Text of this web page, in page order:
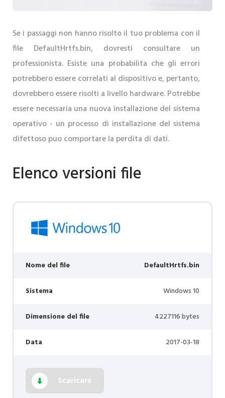
Se i passaggi non hanno risolto il tuo problema con il
file DefaultHrtfs.bin, dovresti consultare un
professionista. Esiste una probabilita che gli errori
potrebbero essere correlati al dispositivo e, pertanto,
dovrebbero essere risolti a livello hardware. Potrebbe
essere necessaria una nuova installazione del sistema
operativo - un processo di installazione del sistema
difettoso puo comportare la perdita di dati.
Elenco versioni file
Nome del file DefaultHrtfs.bin
Sistema Windows 10
Dimensione del file 4227116 bytes
Data 2017-03-18
Scaricare